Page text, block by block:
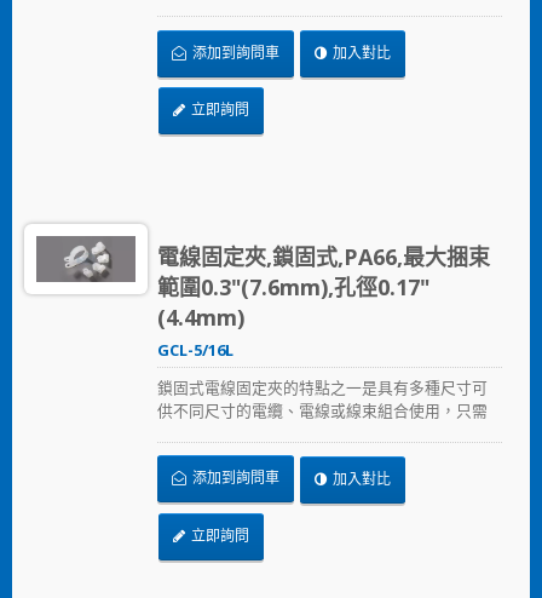
添加到詢問車 加入對比
立即詢問
電線固定夾,鎖固式,PA66,最大捆束
範圍0.3"(7.6mm),孔徑0.17"
(4.4mm)
GCL-5/16L
鎖固式電線固定夾的特點之一是具有多種尺寸可
供不同尺寸的電纜、電線或線束組合使用，只需
添加到詢問車 加入對比
立即詢問